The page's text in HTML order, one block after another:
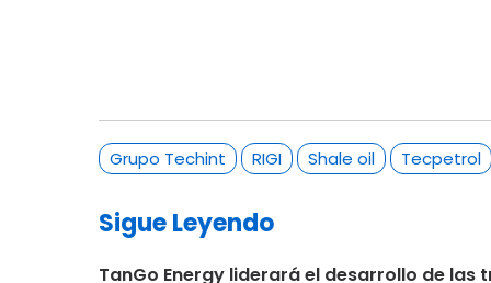
Grupo Techint RIGI Shale oil Tecpetrol
Sigue Leyendo
TanGo Energy liderará el desarrollo de